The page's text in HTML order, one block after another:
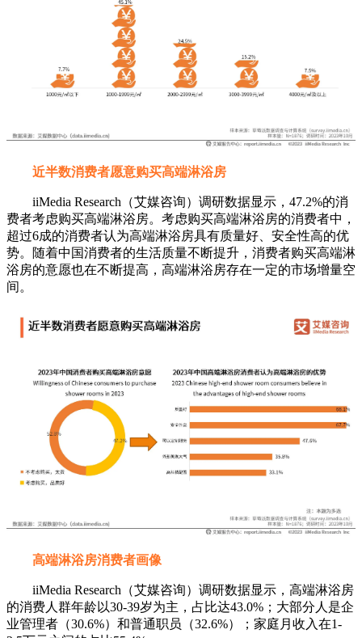
近半数消费者愿意购买高端淋浴房
iiMedia Research（艾媒咨询）调研数据显示，47.2%的消
费者考虑购买高端淋浴房。考虑购买高端淋浴房的消费者中，
超过6成的消费者认为高端淋浴房具有质量好、安全性高的优
势。随着中国消费者的生活质量不断提升，消费者购买高端淋
浴房的意愿也在不断提高，高端淋浴房存在一定的市场增量空
间。
高端淋浴房消费者画像
iiMedia Research（艾媒咨询）调研数据显示，高端淋浴房
的消费人群年龄以30-39岁为主，占比达43.0%；大部分人是企
业管理者（30.6%）和普通职员（32.6%）；家庭月收入在1-